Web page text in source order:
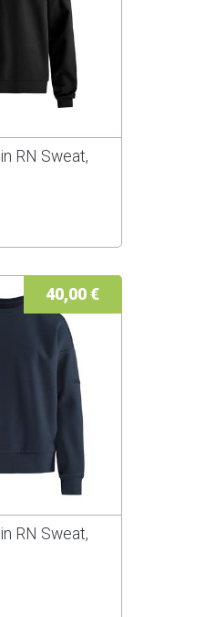
RN Sweat,
40,00 €
RN Sweat,